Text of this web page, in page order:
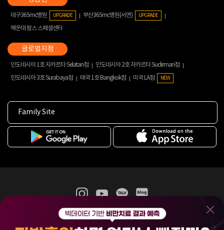
대구365mc병원 UPGRADE 부산365mc병원(서면) UPGRADE
해운대 람스 스페셜센터
인도네시아 1호 자카르타 Selatan점
인도네시아 2호 자카르타 Sudirman점
인도네시아 3호 Surabaya점
태국 1호 Bangkok점 미국 LA점 NEW
Family Site
365mc 병·의원 이용약관
홈페이지 이용약관
비급여진료수가